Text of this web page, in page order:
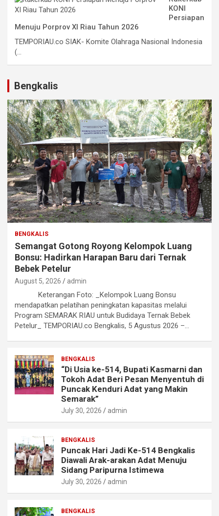
KONI
Persiapan
Menuju Porprov XI Riau Tahun 2026
TEMPORIAU.co SIAK- Komite Olahraga Nasional Indonesia
(...
Bengkalis
BENGKALIS
Semangat Gotong Royong Kelompok Luang
Bonsu: Hadirkan Harapan Baru dari Ternak
Bebek Petelur
August 5, 2026 admin
Keterangan Foto: _Kelompok Luang Bonsu
mendapatkan pelatihan peningkatan kapasitas melalui
Program SEMARAK RIAU untuk Budidaya Ternak Bebek
Petelur_ TEMPORIAU.co Bengkalis, 5 Agustus 2026 –…
BENGKALIS
“Di Usia ke-514, Bupati Kasmarni dan
Tokoh Adat Beri Pesan Menyentuh di
Puncak Kenduri Adat yang Makin
Semarak”
July 30, 2026 admin
BENGKALIS
Puncak Hari Jadi Ke-514 Bengkalis
Diawali Arak-arakan Adat Menuju
Sidang Paripurna Istimewa
July 30, 2026 admin
BENGKALIS